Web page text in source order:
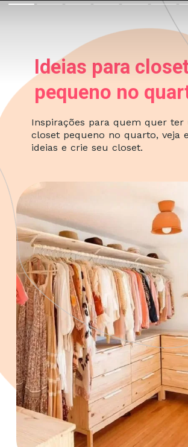
Inspirações para quem quer ter
closet pequeno no quarto, veja
ideias e crie seu closet.
Ideias para
pequeno no